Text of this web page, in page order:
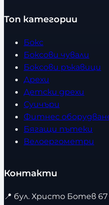
Топ категории
Бокс
Боксови чували
Боксови ръкавици
Дрехи
Детски дрехи
Суичъри
Фитнес
Бягащи пътеки
Велоергометри
Контакти
📍 бул. Христо Ботев 67